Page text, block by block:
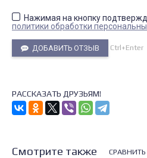
Нажимая на кнопку
политики обработки
ДОБАВИТЬ ОТЗЫВ Ctrl+Enter
РАССКАЗАТЬ ДРУЗЬЯМ!
Смотрите также СРАВНИТЬ